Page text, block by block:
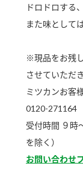
炊き込みご飯
味ぽん
かおりの蔵
つゆ
鍋なび
納豆のサイト
PIN印
三ツ判山吹
企
ミ
ミツカンを知る
ニュースリリース
お客様相
ドロドロする
また味として
※現品をお残
させていただ
ミツカンお客
0120-271164
受付時間 ９時
を除く）
お問い合わせ